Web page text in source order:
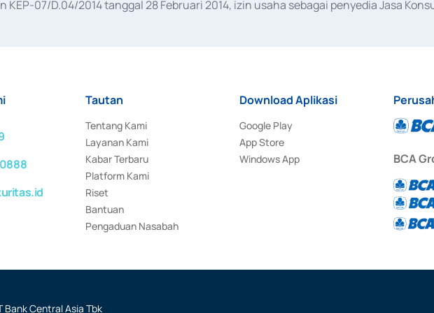
KEP-07/D.04/2014 tanggal 28 Februari 2014, izin usaha sebagai penyedia Jasa
Tautan
Tentang Kami
Layanan Kami
Kabar Terbaru
Platform Kami
Riset
Bantuan
Pengaduan Nasabah
Download Aplikasi
Google Play
App Store
Windows App
BCA
Bank Central Asia Tbk